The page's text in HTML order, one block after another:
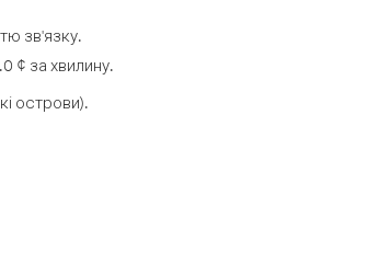
зв'язку.
¢ за хвилину.
острови).